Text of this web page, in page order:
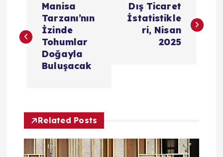
z
e
z
Manisa
Tarzanı’nın
İzinde
Tohumlar
Doğayla
Buluşacak
Dış Ticaret
İstatistikle
ri, Nisan
2025
Related Posts